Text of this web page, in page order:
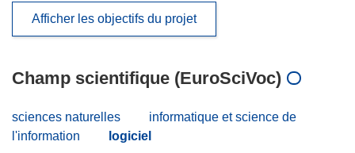
Afficher les objectifs du projet
Champ scientifique (EuroSciVoc)
sciences naturelles
informatique et science de
l'information
logiciel